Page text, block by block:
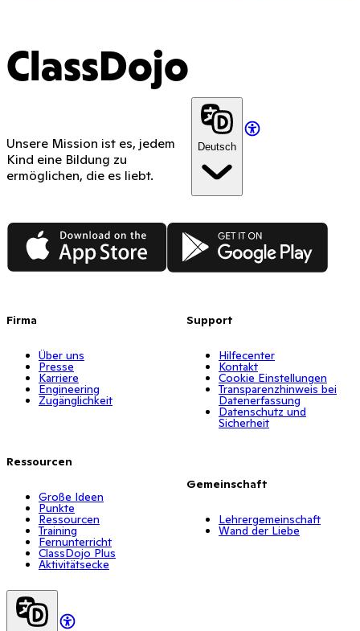
ClassDojo
Unsere Mission ist es, jedem
Kind eine Bildung zu
ermöglichen, die es liebt.
Deutsch
App Store Google Play
Firma
Über uns
Presse
Karriere
Engineering
Zugänglichkeit
Ressourcen
Große Ideen
Punkte
Ressourcen
Training
Fernunterricht
ClassDojo Plus
Aktivitätsecke
Support
Hilfecenter
Kontakt
Cookie Einstellungen
Transparenzhinweis bei
Datenerfassung
Datenschutz und
Sicherheit
Gemeinschaft
Lehrergemeinschaft
Wand der Liebe